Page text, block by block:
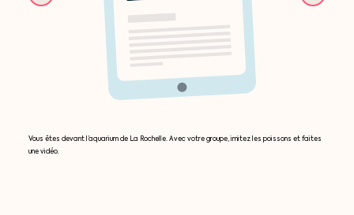
Vous êtes devant l’aquarium de La Rochelle. Avec votre groupe, imitez les poissons et faites
une vidéo.